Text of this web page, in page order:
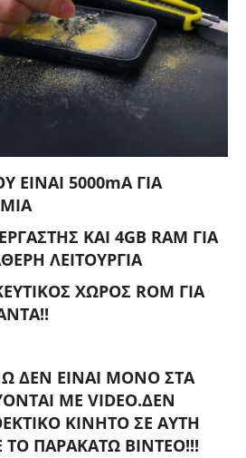
ΕΙΝΑΙ 5000mA ΓΙΑ
ΚΑΙ 4GB RAM ΓΙΑ
ΛΕΙΤΟΥΡΓΙΑ
ΧΩΡΟΣ ROM ΓΙΑ
ΔΕΝ ΕΙΝΑΙ ΜΟΝΟ ΣΤΑ
ΜΕ VIDEO.ΔΕΝ
ΚΙΝΗΤΟ ΣΕ ΑΥΤΗ
ΤΟ ΠΑΡΑΚΑΤΩ ΒΙΝΤΕΟ!!!